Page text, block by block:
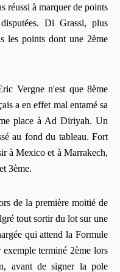
réussi à marquer de points
Di Grassi, plus
les points dont une 2ème
Vergne n'est que 8ème
a en effet mal entamé sa
place à Ad Diriyah. Un
au fond du tableau. Fort
à Mexico et à Marrakech,
3ème.
de la première moitié de
tout sortir du lot sur une
qui attend la Formule
terminé 2ème lors
avant de signer la pole